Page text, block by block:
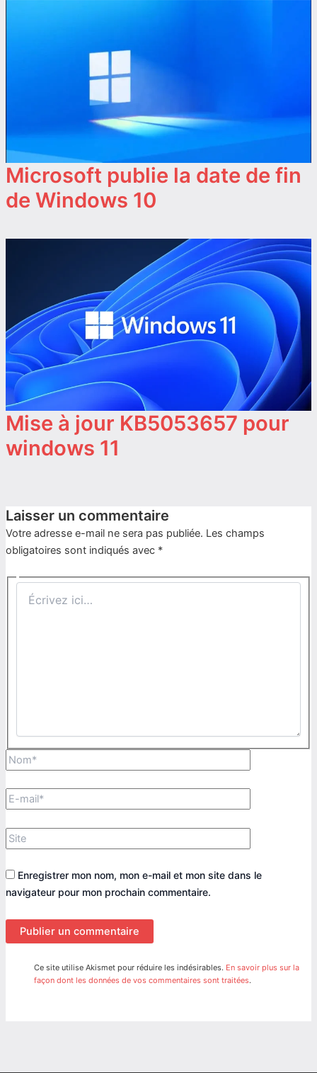
Microsoft publie la date de fin
de Windows 10
Mise à jour KB5053657 pour
windows 11
Laisser un commentaire
Votre adresse e-mail ne sera pas publiée. Les champs
obligatoires sont indiqués avec *
Écrivez
ici…
Nom*
E-
mail*
Site
Enregistrer mon nom, mon e-mail et mon site dans le
navigateur pour mon prochain commentaire.
Ce site utilise Akismet pour réduire les indésirables. En savoir plus sur la
façon dont les données de vos commentaires sont traitées.